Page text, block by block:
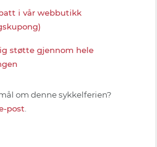
i vår webbutikk
støtte gjennom hele
om denne sykkelferien?
post.